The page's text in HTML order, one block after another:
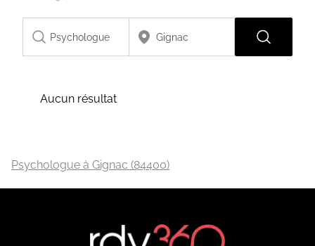
Aucun résultat
Psychologue à Gignac (84400)